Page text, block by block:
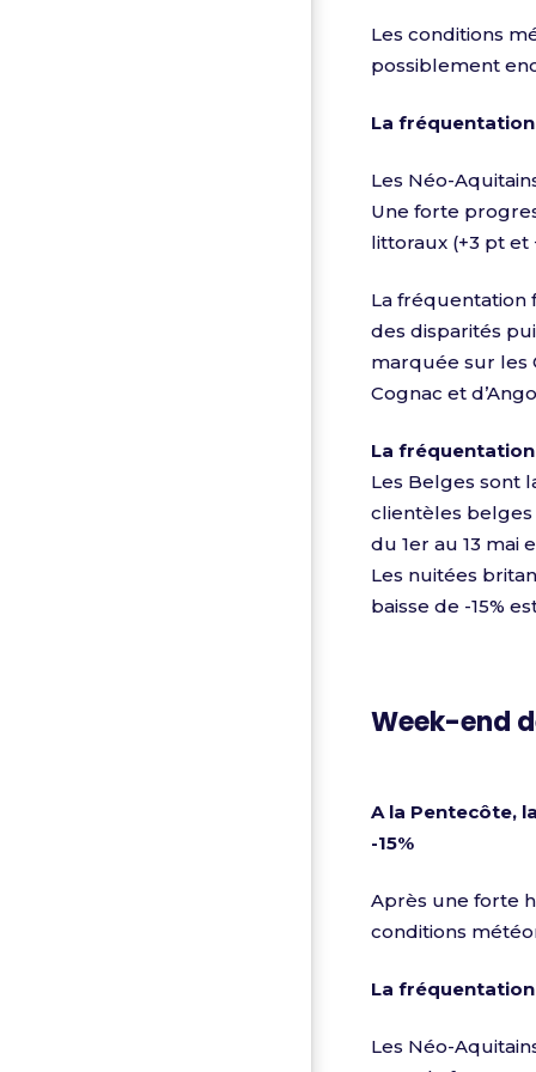
Les conditions
possiblement
La
Les Néo-
Une forte
littoraux (+3 pt et
La fréquentation
des disparités
marquée sur les
Cognac et
La
Les Belges sont
clientèles belges
du 1er au 13 mai
Les nuitées
baisse de -15%
Week-end
A la Pentecôte,
-15%
Après une forte
conditions
La fréquentation
Les Néo-